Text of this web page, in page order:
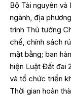
Bộ Tài nguyên
ngành, địa
trình Thủ tướng
chế, chính sách
mặt bằng; ban
hiện Luật Đất đai
và tổ chức triển
Thời gian hoàn